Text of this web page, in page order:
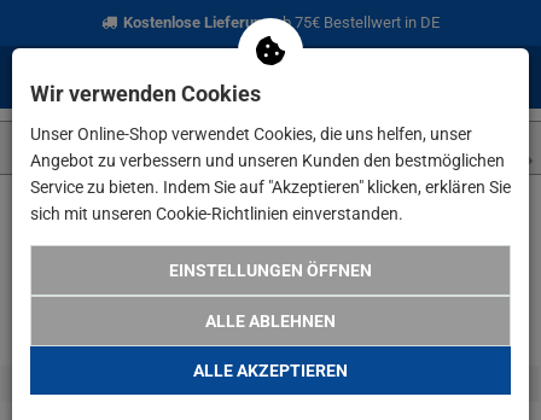
Kostenlose Lieferungab 75€ Bestellwert in DE
Wir verwenden Cookies
Unser Online-Shop verwendet Cookies, die uns helfen, unser
Angebot zu verbessern und unseren Kunden den bestmöglichen
Service zu bieten. Indem Sie auf "Akzeptieren" klicken, erklären Sie
sich mit unseren Cookie-Richtlinien einverstanden.
EINSTELLUNGEN ÖFFNEN
ALLE ABLEHNEN
ALLE AKZEPTIEREN